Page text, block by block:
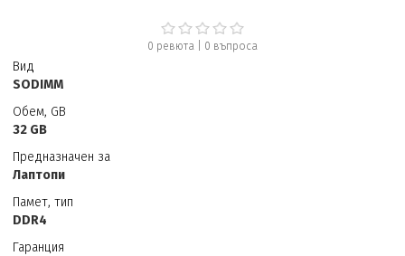
0 ревюта| 0 въпроса
Вид
SODIMM
Обем, GB
32 GB
Предназначен за
Лаптопи
Памет, тип
DDR4
Гаранция